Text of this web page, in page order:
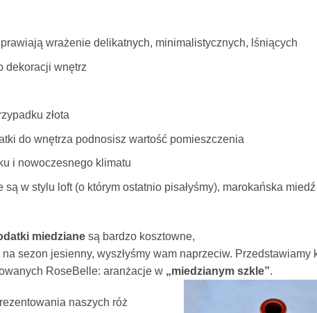
wrażenie delikatnych, minimalistycznych, lśniących
dekoracji wnętrz
złota
do wnętrza podnosisz wartość pomieszczenia
i nowoczesnego klimatu
w stylu loft (o którym ostatnio pisałyśmy), marokańska
miedziane są bardzo kosztowne,
sezon jesienny, wyszłyśmy wam naprzeciw. Przedstawiamy
RoseBelle: aranżacje w „miedzianym szkle”.
naszych róż